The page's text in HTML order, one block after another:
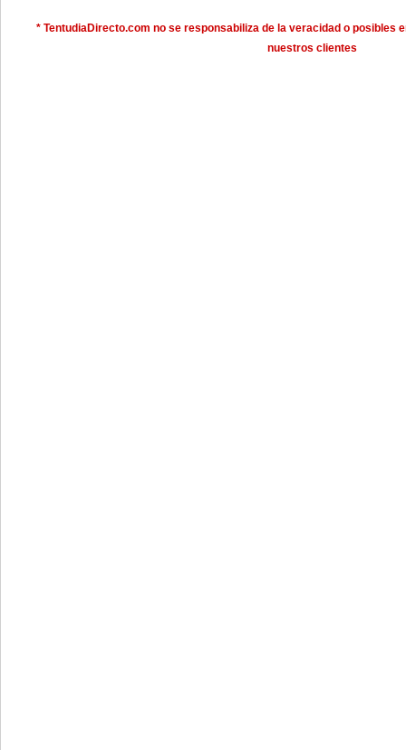
* TentudiaDirecto.com no se responsabiliza de la veracidad o posibles
nuestros clientes